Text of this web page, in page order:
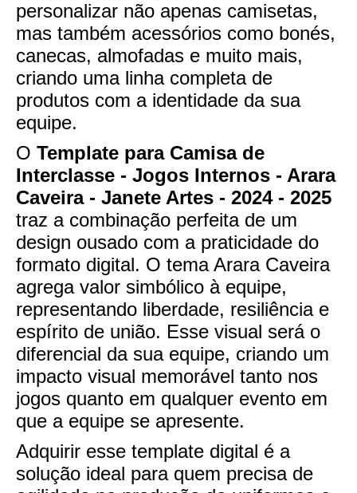
personalizar não apenas camisetas,
mas também acessórios como bonés,
canecas, almofadas e muito mais,
criando uma linha completa de
produtos com a identidade da sua
equipe.
O Template para Camisa de
Interclasse - Jogos Internos - Arara
Caveira - Janete Artes - 2024 - 2025
traz a combinação perfeita de um
design ousado com a praticidade do
formato digital. O tema Arara Caveira
agrega valor simbólico à equipe,
representando liberdade, resiliência e
espírito de união. Esse visual será o
diferencial da sua equipe, criando um
impacto visual memorável tanto nos
jogos quanto em qualquer evento em
que a equipe se apresente.
Adquirir esse template digital é a
solução ideal para quem precisa de